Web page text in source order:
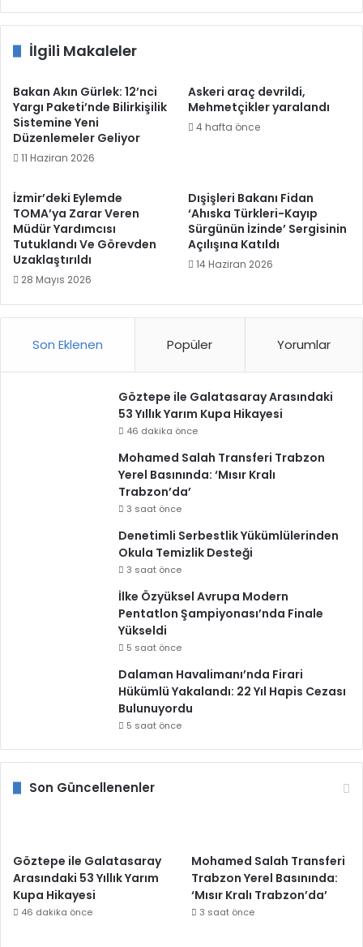
Etmemelidir
İlgili Makaleler
Bakan Akın Gürlek: 12’nci
Yargı Paketi’nde Bilirkişilik
Sistemine Yeni
Düzenlemeler Geliyor
11 Haziran 2026
Askeri araç devrildi,
Mehmetçikler yaralandı
4 hafta önce
İzmir’deki Eylemde
TOMA’ya Zarar Veren
Müdür Yardımcısı
Tutuklandı Ve Görevden
Uzaklaştırıldı
28 Mayıs 2026
Dışişleri Bakanı Fidan
‘Ahıska Türkleri-Kayıp
Sürgünün İzinde’ Sergisinin
Açılışına Katıldı
14 Haziran 2026
Son Eklenen Popüler Yorumlar
Göztepe ile Galatasaray Arasındaki
53 Yıllık Yarım Kupa Hikayesi
46 dakika önce
Mohamed Salah Transferi Trabzon
Yerel Basınında: ‘Mısır Kralı
Trabzon’da’
3 saat önce
Denetimli Serbestlik Yükümlülerinden
Okula Temizlik Desteği
3 saat önce
İlke Özyüksel Avrupa Modern
Pentatlon Şampiyonası’nda Finale
Yükseldi
5 saat önce
Dalaman Havalimanı’nda Firari
Hükümlü Yakalandı: 22 Yıl Hapis Cezası
Bulunuyordu
5 saat önce
Son Güncellenenler
Göztepe ile Galatasaray
Arasındaki 53 Yıllık Yarım
Kupa Hikayesi
46 dakika önce
Mohamed Salah Transferi
Trabzon Yerel Basınında:
‘Mısır Kralı Trabzon’da’
3 saat önce